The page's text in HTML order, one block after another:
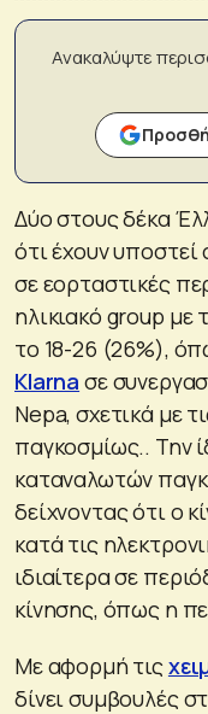
Ανακαλύψτε
Δύο στους δέκα
ότι έχουν
σε εορταστικές
ηλικιακό group με
το 18-26 (26%),
Klarna σε
Nepa, σχετικά με
παγκοσμίως.. Την
καταναλωτών
δείχνοντας ότι ο
κατά τις
ιδιαίτερα σε
κίνησης, όπως η
Με αφορμή τις
δίνει συμβουλές